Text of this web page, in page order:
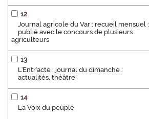
12
Journal agricole du Var : recueil mensuel :
publié avec le concours de plusieurs
agriculteurs
13
L'Entr'acte : journal du dimanche :
actualités, théâtre
14
La Voix du peuple